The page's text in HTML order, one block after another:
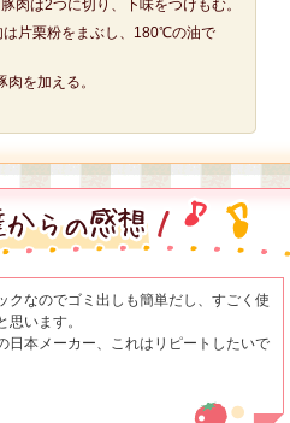
肉は2つに切り、下味をつけもむ。
片栗粉をまぶし、180℃の油で
を加える。
クなのでゴミ出しも簡単だし、すごく使
思います。
日本メーカー、これはリピートしたいで